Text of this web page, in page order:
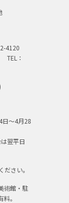
4120
TEL：
日～4月28
翌平日
ださい。
術館・駐
。